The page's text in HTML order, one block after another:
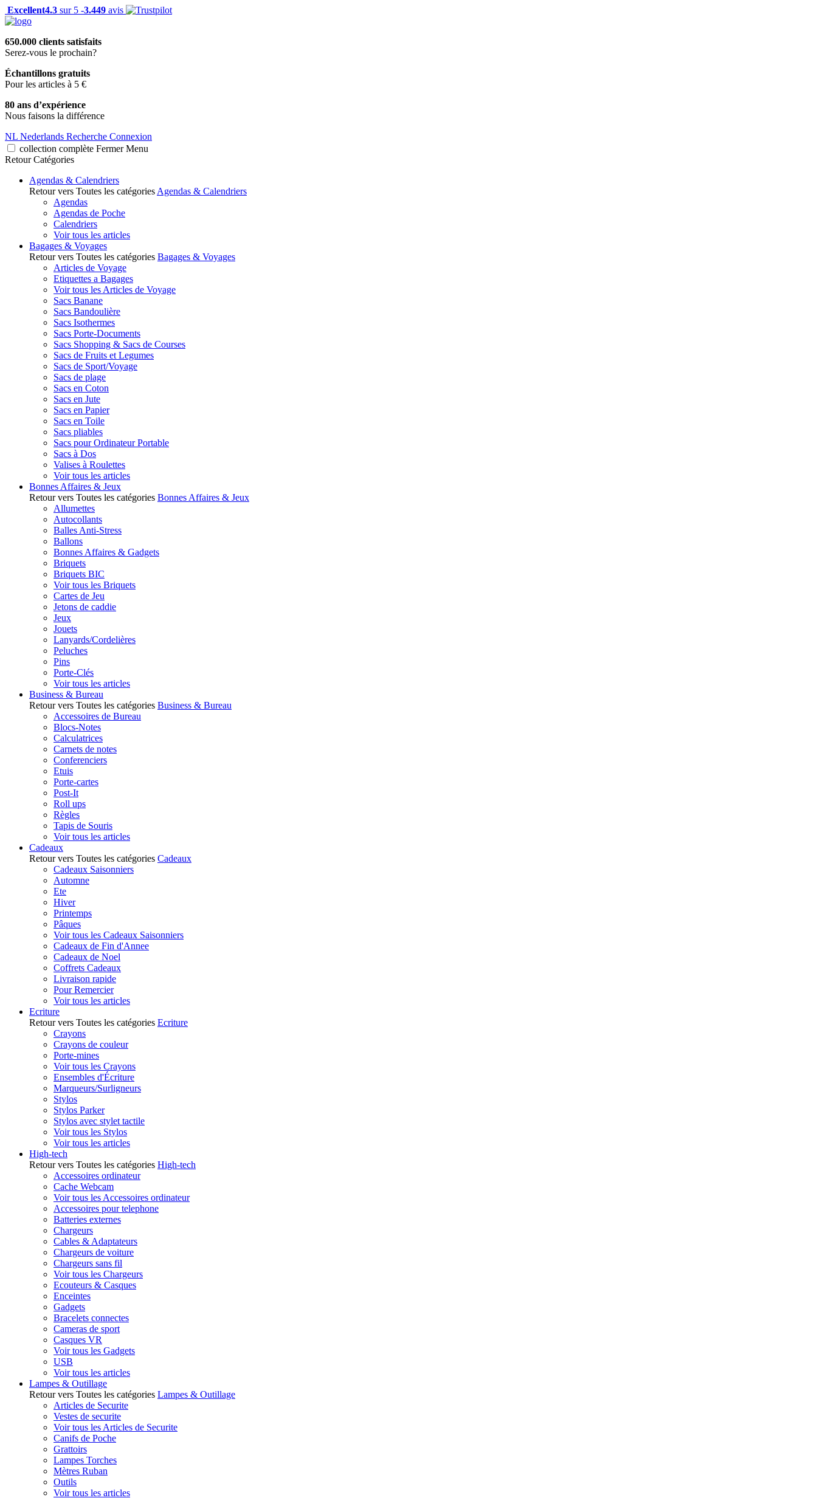
Excellent4.3 sur 5 -3.449 avis
650.000 clients satisfaits
Serez-vous le prochain?
Échantillons gratuits
Pour les articles à 5 €
80 ans d’expérience
Nous faisons la différence
NL Nederlands Recherche Connexion
collection complète Fermer Menu
Retour Catégories
Agendas & Calendriers
Retour vers Toutes les catégories Agendas & Calendriers
Agendas
Agendas de Poche
Calendriers
Voir tous les articles
Bagages & Voyages
Retour vers Toutes les catégories Bagages & Voyages
Articles de Voyage
Etiquettes a Bagages
Voir tous les Articles de Voyage
Sacs Banane
Sacs Bandoulière
Sacs Isothermes
Sacs Porte-Documents
Sacs Shopping & Sacs de Courses
Sacs de Fruits et Legumes
Sacs de Sport/Voyage
Sacs de plage
Sacs en Coton
Sacs en Jute
Sacs en Papier
Sacs en Toile
Sacs pliables
Sacs pour Ordinateur Portable
Sacs à Dos
Valises à Roulettes
Voir tous les articles
Bonnes Affaires & Jeux
Retour vers Toutes les catégories Bonnes Affaires & Jeux
Allumettes
Autocollants
Balles Anti-Stress
Ballons
Bonnes Affaires & Gadgets
Briquets
Briquets BIC
Voir tous les Briquets
Cartes de Jeu
Jetons de caddie
Jeux
Jouets
Lanyards/Cordelières
Peluches
Pins
Porte-Clés
Voir tous les articles
Business & Bureau
Retour vers Toutes les catégories Business & Bureau
Accessoires de Bureau
Blocs-Notes
Calculatrices
Carnets de notes
Conferenciers
Etuis
Porte-cartes
Post-It
Roll ups
Règles
Tapis de Souris
Voir tous les articles
Cadeaux
Retour vers Toutes les catégories Cadeaux
Cadeaux Saisonniers
Automne
Ete
Hiver
Printemps
Pâques
Voir tous les Cadeaux Saisonniers
Cadeaux de Fin d'Annee
Cadeaux de Noel
Coffrets Cadeaux
Livraison rapide
Pour Remercier
Voir tous les articles
Ecriture
Retour vers Toutes les catégories Ecriture
Crayons
Crayons de couleur
Porte-mines
Voir tous les Crayons
Ensembles d'Écriture
Marqueurs/Surligneurs
Stylos
Stylos Parker
Stylos avec stylet tactile
Voir tous les Stylos
Voir tous les articles
High-tech
Retour vers Toutes les catégories High-tech
Accessoires ordinateur
Cache Webcam
Voir tous les Accessoires ordinateur
Accessoires pour telephone
Batteries externes
Chargeurs
Cables & Adaptateurs
Chargeurs de voiture
Chargeurs sans fil
Voir tous les Chargeurs
Ecouteurs & Casques
Enceintes
Gadgets
Bracelets connectes
Cameras de sport
Casques VR
Voir tous les Gadgets
USB
Voir tous les articles
Lampes & Outillage
Retour vers Toutes les catégories Lampes & Outillage
Articles de Securite
Vestes de securite
Voir tous les Articles de Securite
Canifs de Poche
Grattoirs
Lampes Torches
Mètres Ruban
Outils
Voir tous les articles